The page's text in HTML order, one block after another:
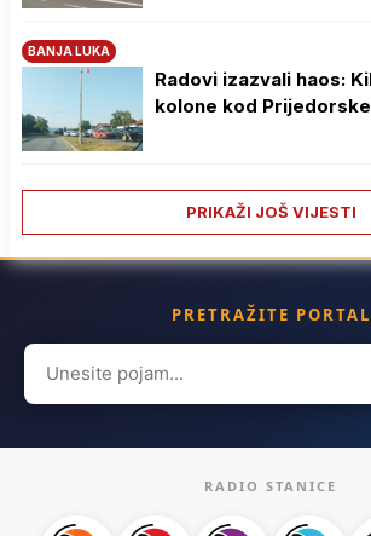
BANJA LUKA
Radovi izazvali haos:
kolone kod
PRIKAŽI JOŠ VIJESTI
PRETRAŽITE PORTAL
Search
for:
RADIO STANICE